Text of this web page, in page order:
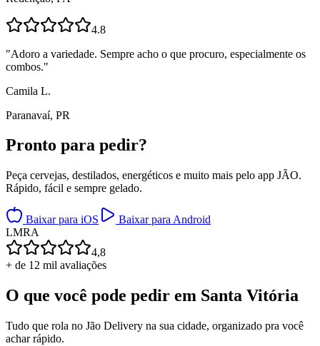
4.8
"Adoro a variedade. Sempre acho o que procuro, especialmente os
combos."
Camila L.
Paranavaí, PR
Pronto para pedir?
Peça cervejas, destilados, energéticos e muito mais pelo app JÃO.
Rápido, fácil e sempre gelado.
Baixar para iOS
Baixar para Android
LMRA
4,8
+ de 12 mil avaliações
O que você pode pedir em Santa Vitória
Tudo que rola no Jão Delivery na sua cidade, organizado pra você
achar rápido.